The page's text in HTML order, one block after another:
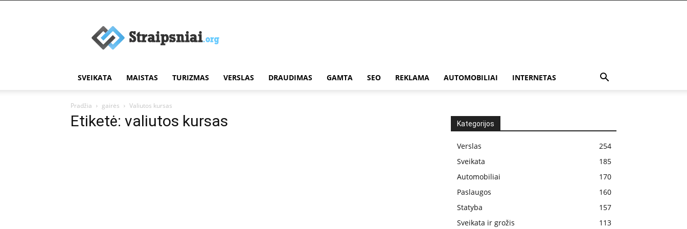
straipsniai
SVEIKATA MAISTAS TURIZMAS VERSLAS DRAUDIMAS GAMTA SEO REKLAMA AUTOMOBILIAI INTERNETAS
Pradžia gairės Valiutos kursas
Etiketė: valiutos kursas Kategorijos
Verslas
254
Sveikata
185
Automobiliai
170
Paslaugos
160
Statyba
157
Sveikata ir grožis
113